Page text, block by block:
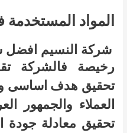
المواد
شركة النسيم افضل
رخيصة فالشركة
تحقيق هدف اساسى
العملاء والجمهور
تحقيق معادلة جودة